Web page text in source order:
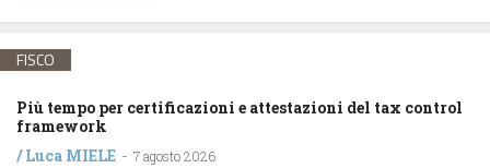
FISCO
Più tempo per certificazioni e attestazioni del tax control
framework
/Luca MIELE - 7 agosto 2026